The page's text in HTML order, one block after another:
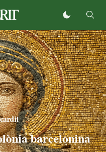
barcelonina